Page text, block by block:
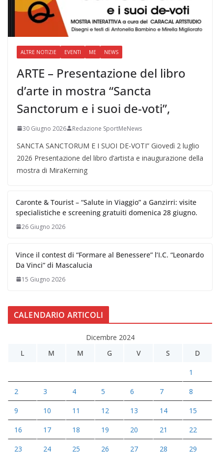
ALTRE NOTIZIE EVENTI ME NEWS
ARTE – Presentazione del libro
d’arte in mostra “Sancta
Sanctorum e i suoi de-voti”,
30 Giugno 2026 Redazione SportMeNews
SANCTA SANCTORUM E I SUOI DE-VOTI” Giovedì 2 luglio
2026 Presentazione del libro d’artista e inaugurazione della
mostra di MiraKerning
Caronte & Tourist – “Salute in Viaggio” a Ganzirri: visite
specialistiche e screening gratuiti domenica 28 giugno.
26 Giugno 2026
Vince il contest di “Formare al Benessere” l’I.C. “Leonardo
Da Vinci” di Mascalucia
15 Giugno 2026
CALENDARIO ARTICOLI
Dicembre 2024
L
M M G V S D
1
2 3 4 5 6 7 8
9 10 11 12 13 14 15
16 17 18 19 20 21 22
23 24 25 26 27 28 29